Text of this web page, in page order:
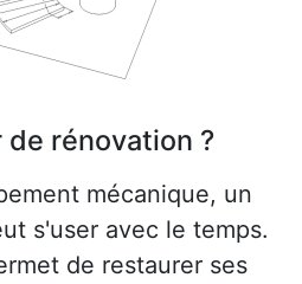
de rénovation ?
mécanique, un
s'user avec le temps.
de restaurer ses